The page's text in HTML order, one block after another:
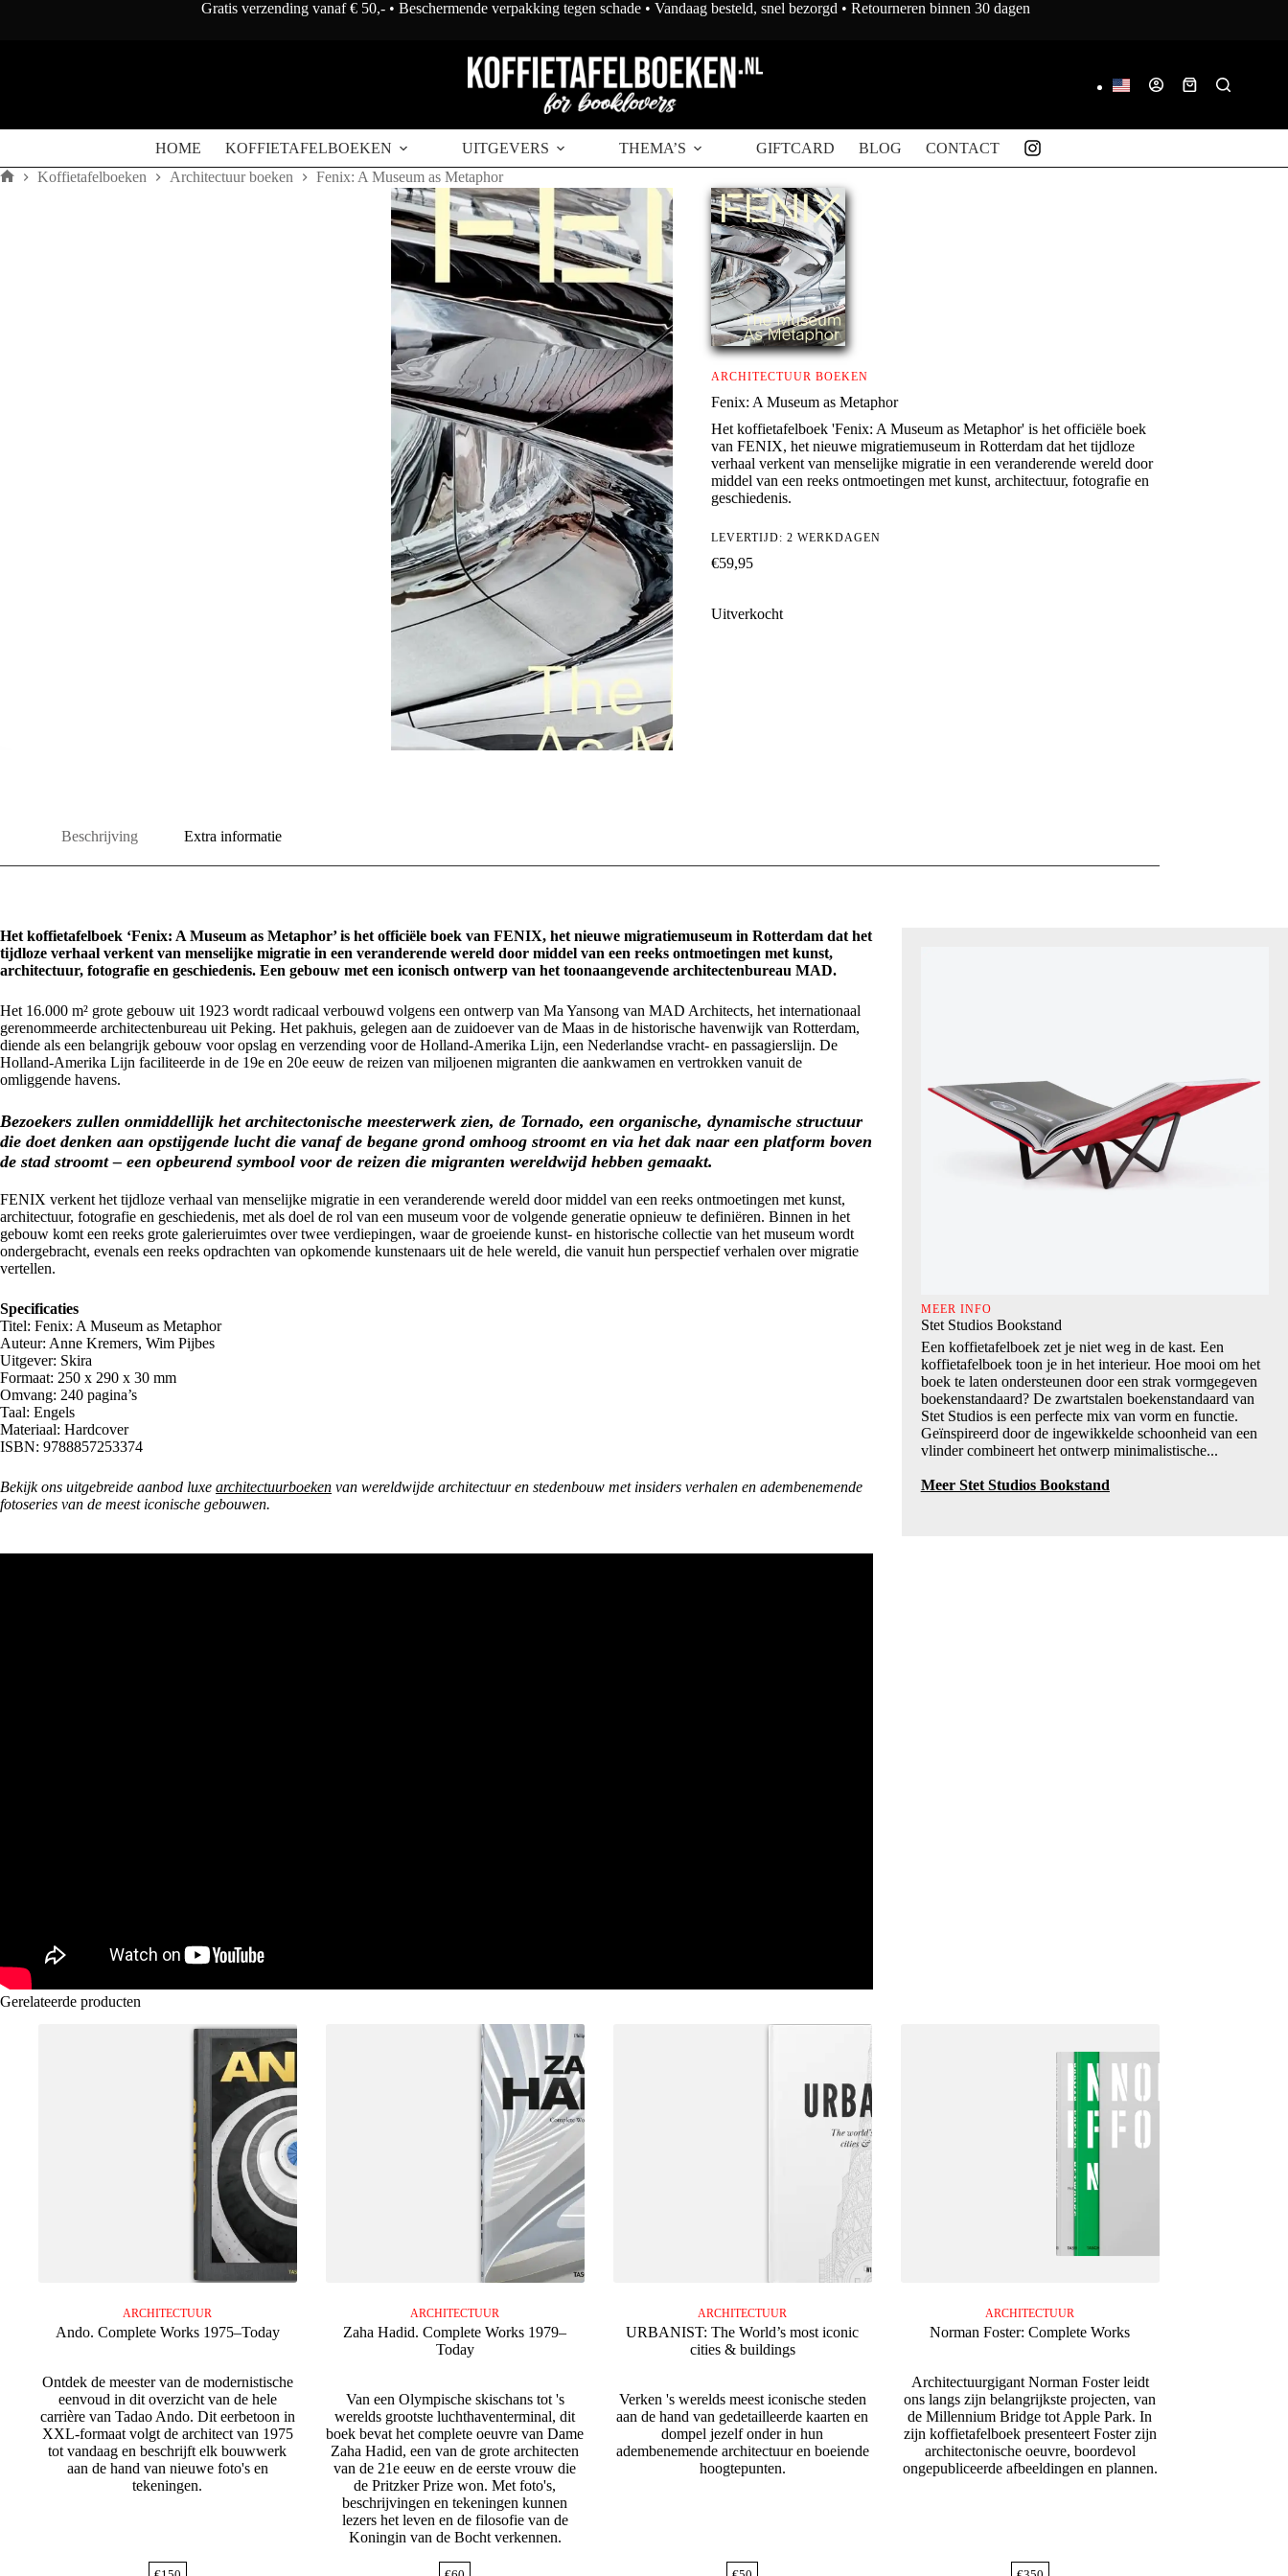
Gratis verzending vanaf € 50,- • Beschermende verpakking tegen schade • Vandaag besteld, snel bezorgd • Retourneren binnen 30 dagen
Winkelwagen
HOME KOFFIETAFELBOEKEN UITGEVERS THEMA’S GIFTCARD BLOG CONTACT
Koffietafelboeken Architectuur boeken Fenix: A Museum as Metaphor
ARCHITECTUUR BOEKEN
Fenix: A Museum as Metaphor
Het koffietafelboek 'Fenix: A Museum as Metaphor' is het officiële boek
van FENIX, het nieuwe migratiemuseum in Rotterdam dat het tijdloze
verhaal verkent van menselijke migratie in een veranderende wereld door
middel van een reeks ontmoetingen met kunst, architectuur, fotografie en
geschiedenis.
LEVERTIJD: 2 WERKDAGEN
€59,95
Uitverkocht
Beschrijving Extra informatie
Het koffietafelboek ‘Fenix: A Museum as Metaphor’ is het officiële boek van FENIX, het nieuwe migratiemuseum in Rotterdam dat het
tijdloze verhaal verkent van menselijke migratie in een veranderende wereld door middel van een reeks ontmoetingen met kunst,
architectuur, fotografie en geschiedenis. Een gebouw met een iconisch ontwerp van het toonaangevende architectenbureau MAD.
Het 16.000 m² grote gebouw uit 1923 wordt radicaal verbouwd volgens een ontwerp van Ma Yansong van MAD Architects, het internationaal
gerenommeerde architectenbureau uit Peking. Het pakhuis, gelegen aan de zuidoever van de Maas in de historische havenwijk van Rotterdam,
diende als een belangrijk gebouw voor opslag en verzending voor de Holland-Amerika Lijn, een Nederlandse vracht- en passagierslijn. De
Holland-Amerika Lijn faciliteerde in de 19e en 20e eeuw de reizen van miljoenen migranten die aankwamen en vertrokken vanuit de
omliggende havens.
Bezoekers zullen onmiddellijk het architectonische meesterwerk zien, de Tornado, een organische, dynamische structuur
die doet denken aan opstijgende lucht die vanaf de begane grond omhoog stroomt en via het dak naar een platform boven
de stad stroomt – een opbeurend symbool voor de reizen die migranten wereldwijd hebben gemaakt.
FENIX verkent het tijdloze verhaal van menselijke migratie in een veranderende wereld door middel van een reeks ontmoetingen met kunst,
architectuur, fotografie en geschiedenis, met als doel de rol van een museum voor de volgende generatie opnieuw te definiëren. Binnen in het
gebouw komt een reeks grote galerieruimtes over twee verdiepingen, waar de groeiende kunst- en historische collectie van het museum wordt
ondergebracht, evenals een reeks opdrachten van opkomende kunstenaars uit de hele wereld, die vanuit hun perspectief verhalen over migratie
vertellen.
Specificaties
Titel: Fenix: A Museum as Metaphor
Auteur: Anne Kremers, Wim Pijbes
Uitgever: Skira
Formaat: 250 x 290 x 30 mm
Omvang: 240 pagina’s
Taal: Engels
Materiaal: Hardcover
ISBN: 9788857253374
Bekijk ons uitgebreide aanbod luxe architectuurboeken van wereldwijde architectuur en stedenbouw met insiders verhalen en adembenemende
fotoseries van de meest iconische gebouwen.
MEER INFO
Stet Studios Bookstand
Een koffietafelboek zet je niet weg in de kast. Een
koffietafelboek toon je in het interieur. Hoe mooi om het
boek te laten ondersteunen door een strak vormgegeven
boekenstandaard? De zwartstalen boekenstandaard van
Stet Studios is een perfecte mix van vorm en functie.
Geïnspireerd door de ingewikkelde schoonheid van een
vlinder combineert het ontwerp minimalistische...
Meer Stet Studios Bookstand
Gerelateerde producten
ARCHITECTUUR
Ando. Complete Works 1975–Today
Ontdek de meester van de modernistische
eenvoud in dit overzicht van de hele
carrière van Tadao Ando. Dit eerbetoon in
XXL-formaat volgt de architect van 1975
tot vandaag en beschrijft elk bouwwerk
aan de hand van nieuwe foto's en
tekeningen.
ARCHITECTUUR
Zaha Hadid. Complete Works 1979–
Today
Van een Olympische skischans tot 's
werelds grootste luchthaventerminal, dit
boek bevat het complete oeuvre van Dame
Zaha Hadid, een van de grote architecten
van de 21e eeuw en de eerste vrouw die
de Pritzker Prize won. Met foto's,
beschrijvingen en tekeningen kunnen
lezers het leven en de filosofie van de
Koningin van de Bocht verkennen.
ARCHITECTUUR
URBANIST: The World’s most iconic
cities & buildings
Verken 's werelds meest iconische steden
aan de hand van gedetailleerde kaarten en
dompel jezelf onder in hun
adembenemende architectuur en boeiende
hoogtepunten.
ARCHITECTUUR
Norman Foster: Complete Works
Architectuurgigant Norman Foster leidt
ons langs zijn belangrijkste projecten, van
de Millennium Bridge tot Apple Park. In
zijn koffietafelboek presenteert Foster zijn
architectonische oeuvre, boordevol
ongepubliceerde afbeeldingen en plannen.